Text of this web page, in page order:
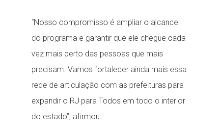
“Nosso compromisso é ampliar o alcance
do programa e garantir que ele chegue cada
vez mais perto das pessoas que mais
precisam. Vamos fortalecer ainda mais essa
rede de articulação com as prefeituras para
expandir o RJ para Todos em todo o interior
do estado”, afirmou.